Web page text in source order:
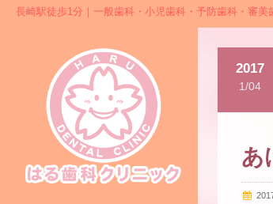
長崎駅徒歩1分｜一般歯科・小児歯科・予防歯科・審美
2017
1/04
あ